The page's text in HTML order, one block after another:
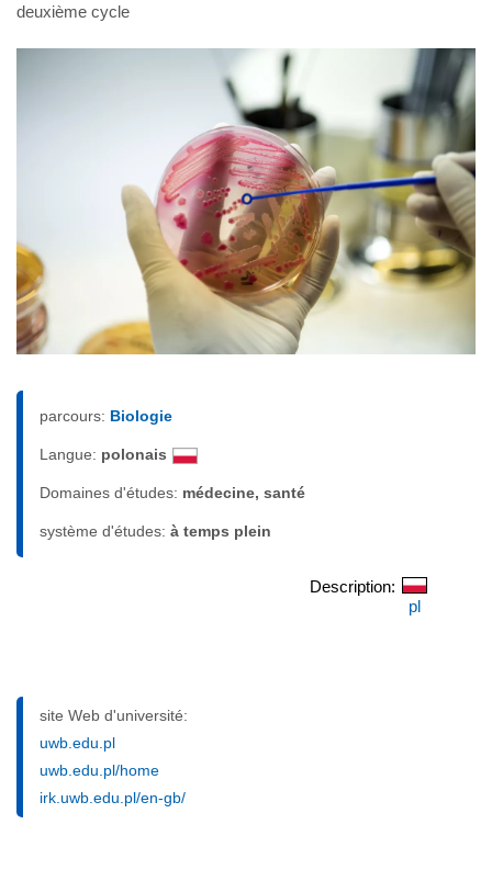
deuxième cycle
parcours: Biologie
Langue: polonais
Domaines d'études: médecine, santé
système d'études: à temps plein
Description:
pl
site Web d'université:
uwb.edu.pl
uwb.edu.pl/home
irk.uwb.edu.pl/en-gb/